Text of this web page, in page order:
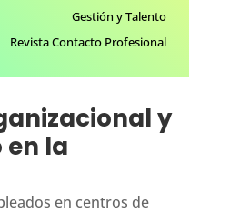
Gestión y Talento
Revista Contacto Profesional
y
la
en centros de